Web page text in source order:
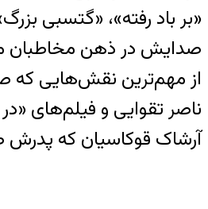
صدایش در ذهن مخاطبان
از مهم‌ترین نقش‌هایی که
ناصر تقوایی و فیلم‌های
آرشاک قوکاسیان که پدرش طلاساز بود تا سال ۱۳۸۸ در